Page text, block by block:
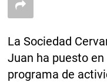
La Sociedad
Juan ha puesto
programa de